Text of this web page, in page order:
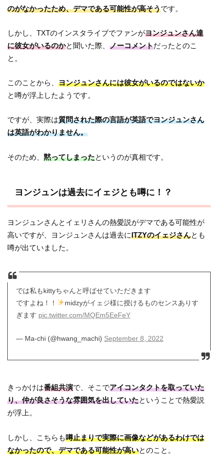
のがなかったため、デマである可能性が高そうです。
しかし、TXTのインスタライブでファンがヨンジュンさん達
に彼女がいるのかと聞いた際、ノーコメントだったとのこ
と。
このことから、ヨンジュンさんには彼女がいるのではないか
と噂が浮上したようです。
ですが、実際は質問された際の言語が英語でヨンジュンさん
は英語がわかりません。
そのため、黙ってしまったというのが真相です。
ヨンジュンは過去にイェジとも噂に！？
ヨンジュンさんとイェリさんの熱愛説がデマである可能性が
高いですが、ヨンジュンさんは過去にITZYのイェジさんとも
噂が出ていました。
では私もkittyちゃんと呼ばせていただきます
ですよね！！
midzyがイェジ様に授けるものセンスありす
ぎます pic.twitter.com/MQEm5EeFeY
— Ma-chi (@hwang_machi) September 8, 2022
きっかけは番組共演で、そこでアイコンタクトを取っていた
り、仲が良さそうな雰囲気を出していたということで熱愛説
が浮上。
しかし、こちらも噂止まりで実際に画像などがあるわけでは
なかったので、デマである可能性が高いとのこと。